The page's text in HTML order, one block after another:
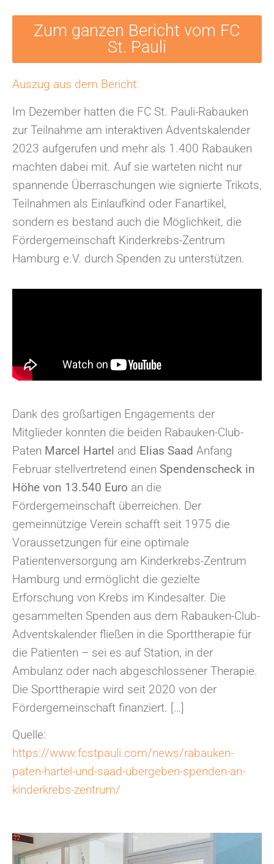
Zum ganzen Bericht vom FC
St. Pauli
Auszug aus dem Bericht:
Im Dezember hatten die FC St. Pauli-Rabauken
zur Teilnahme am interaktiven Adventskalender
2023 aufgerufen und mehr als 1.400 Rabauken
machten dabei mit. Auf sie warteten nicht nur
spannende Überraschungen wie signierte Trikots,
Teilnahmen als Einlaufkind oder Fanartikel,
sondern es bestand auch die Möglichkeit, die
Fördergemeinschaft Kinderkrebs-Zentrum
Hamburg e.V. durch Spenden zu unterstützen.
Dank des großartigen Engagements der
Mitglieder konnten die beiden Rabauken-Club-
Paten Marcel Hartel and Elias Saad Anfang
Februar stellvertretend einen Spendenscheck in
Höhe von 13.540 Euro an die
Fördergemeinschaft überreichen. Der
gemeinnützige Verein schafft seit 1975 die
Voraussetzungen für eine optimale
Patientenversorgung am Kinderkrebs-Zentrum
Hamburg und ermöglicht die gezielte
Erforschung von Krebs im Kindesalter. Die
gesammelten Spenden aus dem Rabauken-Club-
Adventskalender fließen in die Sporttherapie für
die Patienten – sei es auf Station, in der
Ambulanz oder nach abgeschlossener Therapie.
Die Sporttherapie wird seit 2020 von der
Fördergemeinschaft finanziert. […]
Quelle:
https://www.fcstpauli.com/news/rabauken-
paten-hartel-und-saad-ubergeben-spenden-an-
kinderkrebs-zentrum/